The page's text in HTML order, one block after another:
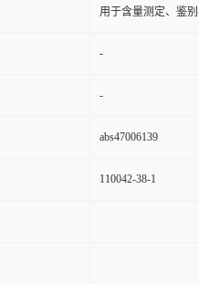
用于含量测定、鉴
-
-
abs47006139
110042-38-1